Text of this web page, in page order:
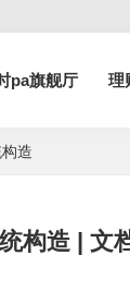
pa旗舰厅 理
造
构造 | 文